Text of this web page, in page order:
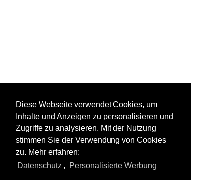
Diese Webseite verwendet Cookies, um
Inhalte und Anzeigen zu personalisieren und
Zugriffe zu analysieren. Mit der Nutzung
stimmen Sie der Verwendung von Cookies
zu. Mehr erfahren:
Datenschutz , Personalisierte Werbung